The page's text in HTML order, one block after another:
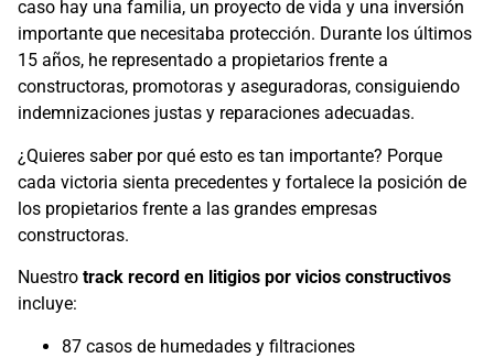
caso hay una familia, un proyecto de vida y una inversión
importante que necesitaba protección. Durante los últimos
15 años, he representado a propietarios frente a
constructoras, promotoras y aseguradoras, consiguiendo
indemnizaciones justas y reparaciones adecuadas.
¿Quieres saber por qué esto es tan importante? Porque
cada victoria sienta precedentes y fortalece la posición de
los propietarios frente a las grandes empresas
constructoras.
Nuestro track record en litigios por vicios constructivos
incluye:
87 casos de humedades y filtraciones